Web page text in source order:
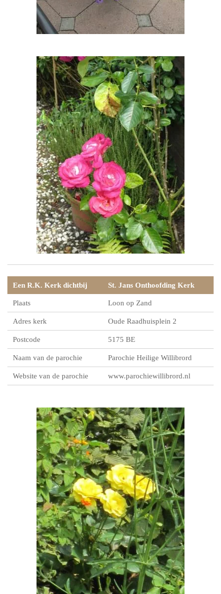
Een R.K. Kerk dichtbij St. Jans Onthoofding Kerk
Plaats Loon op Zand
Adres kerk Oude Raadhuisplein 2
Postcode 5175 BE
Naam van de parochie Parochie Heilige Willibrord
Website van de parochie www.parochiewillibrord.nl